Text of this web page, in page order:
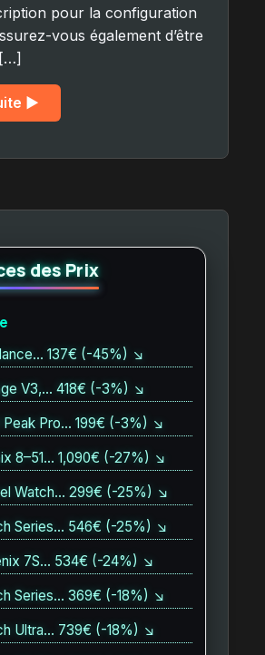
pour la configuration
vous également d’être
▶︎
des Prix
137€ (-45%) ↘
V3,… 418€ (-3%) ↘
Peak Pro… 199€ (-3%) ↘
8–51… 1,090€ (-27%) ↘
Watch… 299€ (-25%) ↘
Series… 546€ (-25%) ↘
7S… 534€ (-24%) ↘
Series… 369€ (-18%) ↘
Ultra… 739€ (-18%) ↘